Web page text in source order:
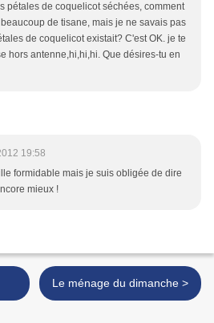
pétales de coquelicot séchées, comment
de tisane, mais je ne savais pas
de coquelicot existait? C'est OK. je te
hors antenne,hi,hi,hi. Que désires-tu en
19:58
formidable mais je suis obligée de dire
mieux !
Le ménage du dimanche >